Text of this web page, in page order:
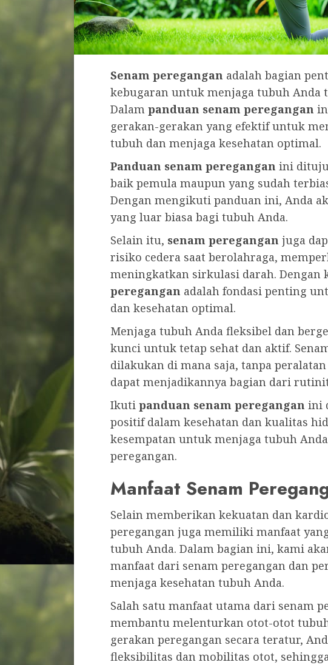
Senam peregangan adalah bagian
kebugaran untuk menjaga tubuh Anda
Dalam panduan senam peregangan
gerakan-gerakan yang efektif untuk
tubuh dan menjaga kesehatan optimal.
Panduan senam peregangan ini
baik pemula maupun yang sudah
Dengan mengikuti panduan ini, Anda
yang luar biasa bagi tubuh Anda.
Selain itu, senam peregangan juga
risiko cedera saat berolahraga,
meningkatkan sirkulasi darah. Dengan
peregangan adalah fondasi penting
dan kesehatan optimal.
Menjaga tubuh Anda fleksibel dan
kunci untuk tetap sehat dan aktif.
dilakukan di mana saja, tanpa
dapat menjadikannya bagian dari
Ikuti panduan senam peregangan ini
positif dalam kesehatan dan kualitas
kesempatan untuk menjaga tubuh
peregangan.
Manfaat Senam
Selain memberikan kekuatan dan
peregangan juga memiliki manfaat
tubuh Anda. Dalam bagian ini, kami
manfaat dari senam peregangan dan
menjaga kesehatan tubuh Anda.
Salah satu manfaat utama dari senam
membantu melenturkan otot-otot
gerakan peregangan secara teratur,
fleksibilitas dan mobilitas otot,